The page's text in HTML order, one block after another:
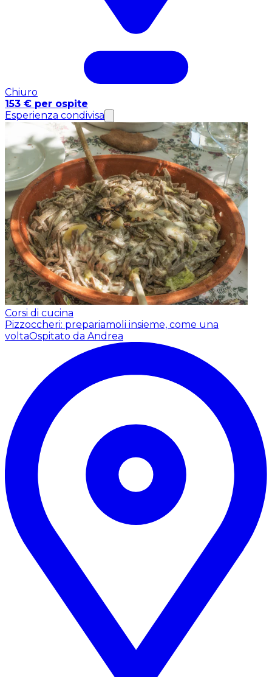
Chiuro
153 € per ospite
Esperienza condivisa
Corsi di cucina
Pizzoccheri: prepariamoli insieme, come una
voltaOspitato da Andrea